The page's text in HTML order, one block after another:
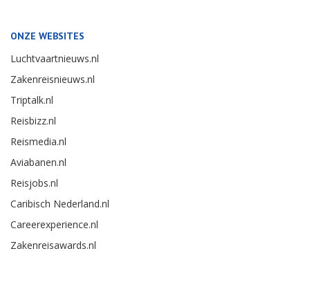
ONZE WEBSITES
Luchtvaartnieuws.nl
Zakenreisnieuws.nl
Triptalk.nl
Reisbizz.nl
Reismedia.nl
Aviabanen.nl
Reisjobs.nl
Caribisch Nederland.nl
Careerexperience.nl
Zakenreisawards.nl